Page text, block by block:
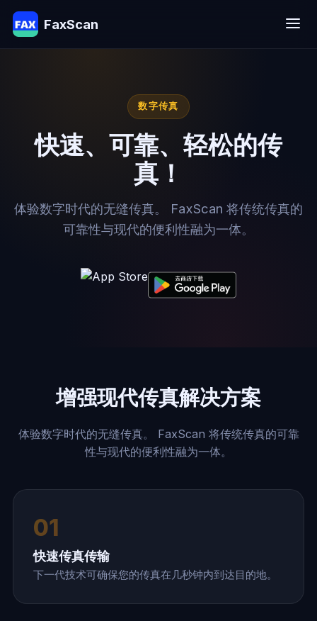
FaxScan
数字传真
快速、可靠、轻松的传
真！
体验数字时代的无缝传真。 FaxScan 将传统传真的
可靠性与现代的便利性融为一体。
增强现代传真解决方案
体验数字时代的无缝传真。 FaxScan 将传统传真的可靠
性与现代的便利性融为一体。
01
快速传真传输
下一代技术可确保您的传真在几秒钟内到达目的地。